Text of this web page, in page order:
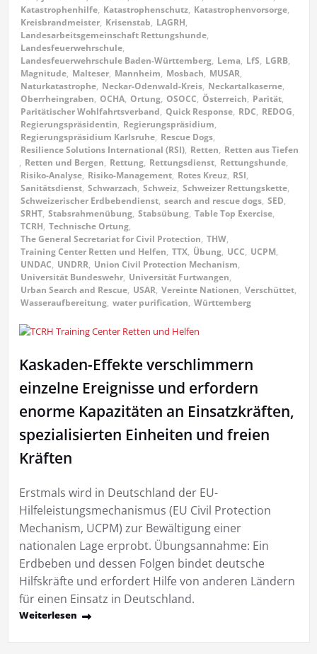
Katastrophenhilfe, Katastrophenschutz, Katastrophenvorsorge,
Kreisbrandmeister, Krisenstab, LAGRH,
Landesarbeitsgemeinschaft Rettungshunde,
Landesfeuerwehrschule,
Landesfeuerwehrschule Baden-Württemberg, Lema, LfS, LGRB,
Magnitude, Malteser, Mannheim, Mosbach, MUSAR,
Naturkatastrophe, Neckar-Odenwald-Kreis, Neckartalkaserne,
Oberrheingraben, OCHA, Ortung, OSOCC, Österreich, Parität,
Paritätischer Wohlfahrtsverband, Quick Response, RDC, REDOG,
Regierungspräsidentin, Regierungspräsidium,
Regierungspräsidium Karlsruhe, Rescue Dogs,
Resilience Solutions International (RSI), Retten, Retten aus Tiefen
, Retten und Bergen, Rettung, Rettungsdienst, Rettungshunde,
Risiko-Analyse, Risiko-Management, Rotes Kreuz, RSI,
Sanitätsdienst, Schwarzach, Schweiz, Schweizer Rettungskette,
Schweizerischer Erdbebendienst, search and rescue dogs, SED,
SRHT, Stabsrahmenübung, Stabsübung, Table Top Exercise,
TCRH, Technische Ortung,
The General Secretariat for Civil Protection, THW,
Training Center Retten und Helfen, TTX, Übung, UCC, UCPM,
UNDAC, UNDRR, Union Civil Protection Mechanism,
Universität Bundeswehr, Universität Furtwangen,
Urban Search and Rescue, USAR, Vereinte Nationen, Verschüttet,
Wasseraufbereitung, water purification, Württemberg
Kaskaden-Effekte verschlimmern
einzelne Ereignisse und erfordern
enorme Kapazitäten an Einsatzkräften,
spezialisierten Einheiten und freien
Kräften
Erstmals wird in Deutschland der EU-
Hilfeleistungsmechanismus (EU Civil Protection
Mechanism, UCPM) zur Bewältigung einer
nationalen Lage erprobt. Übungsannahme: Ein
Erdbeben und dessen Folgen bindet deutsche
Hilfskräfte und erfordert Hilfe von anderen Ländern
für einen Einsatz in Deutschland.
Weiterlesen